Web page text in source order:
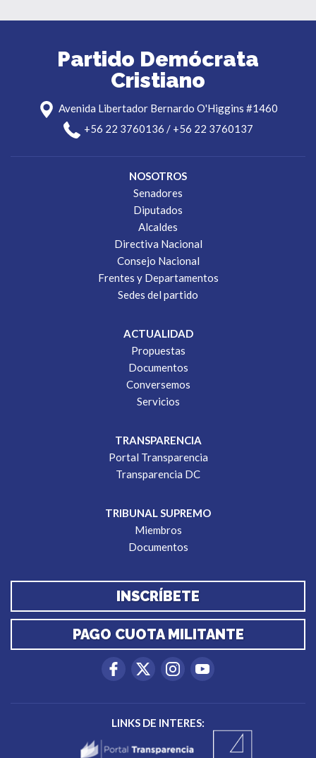
Partido Demócrata
Cristiano
Avenida Libertador Bernardo O'Higgins #1460
+56 22 3760136 / +56 22 3760137
NOSOTROS
Senadores
Diputados
Alcaldes
Directiva Nacional
Consejo Nacional
Frentes y Departamentos
Sedes del partido
ACTUALIDAD
Propuestas
Documentos
Conversemos
Servicios
TRANSPARENCIA
Portal Transparencia
Transparencia DC
TRIBUNAL SUPREMO
Miembros
Documentos
INSCRÍBETE
PAGO CUOTA MILITANTE
LINKS DE INTERES: